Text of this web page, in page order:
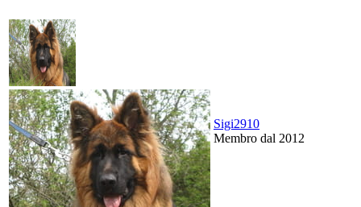
Sigi2910
Membro dal 2012